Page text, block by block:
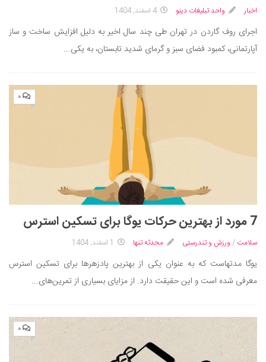
اخبار واحد تبلیغات دینو 4 اسفند, 1404
اجرای روف گاردن در تهران طی چند سال اخیر به دلیل افزایش ساخت و ساز
آپارتمانی، کمبود فضای سبز و گرمای شدید تابستان، به یکی...
۰
7 مورد از بهترین حرکات یوگا برای تسکین استرس
سلامت / ورزش و تندرستی محدثه تنها 1 اسفند, 1404
یوگا مدتهاست که به عنوان یکی از بهترین پادزهرها برای تسکین استرس
معرفی شده است و این حقیقت دارد. از مزایای بسیاری از تمرین‌های...
۰